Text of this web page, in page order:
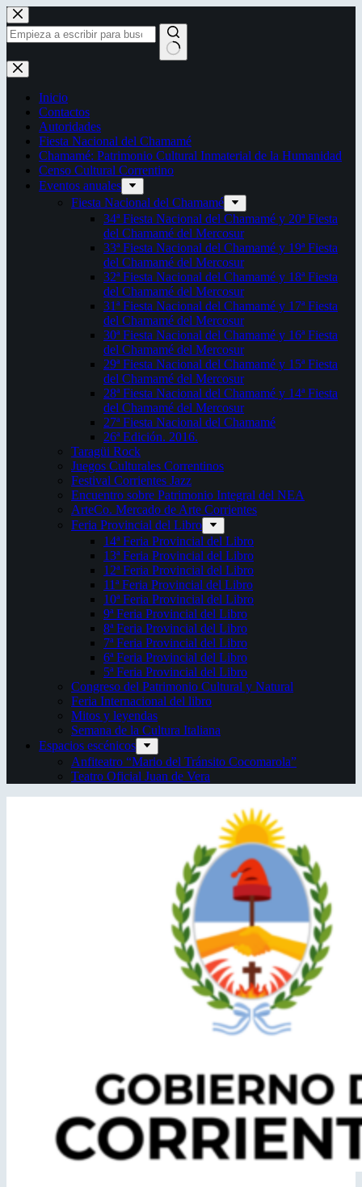
Saltar
al
contenido
Sin
resultados
Inicio
Contactos
Autoridades
Fiesta Nacional del Chamamé
Chamamé: Patrimonio Cultural Inmaterial de la Humanidad
Censo Cultural Correntino
Eventos anuales
Fiesta Nacional del Chamamé
34ª Fiesta Nacional del Chamamé y 20ª Fiesta
del Chamamé del Mercosur
33ª Fiesta Nacional del Chamamé y 19ª Fiesta
del Chamamé del Mercosur
32ª Fiesta Nacional del Chamamé y 18ª Fiesta
del Chamamé del Mercosur
31ª Fiesta Nacional del Chamamé y 17ª Fiesta
del Chamamé del Mercosur
30ª Fiesta Nacional del Chamamé y 16ª Fiesta
del Chamamé del Mercosur
29ª Fiesta Nacional del Chamamé y 15ª Fiesta
del Chamamé del Mercosur
28ª Fiesta Nacional del Chamamé y 14ª Fiesta
del Chamamé del Mercosur
27ª Fiesta Nacional del Chamamé
26ª Edición. 2016.
Taragüi Rock
Juegos Culturales Correntinos
Festival Corrientes Jazz
Encuentro sobre Patrimonio Integral del NEA
ArteCo. Mercado de Arte Corrientes
Feria Provincial del Libro
14ª Feria Provincial del Libro
13ª Feria Provincial del Libro
12ª Feria Provincial del Libro
11ª Feria Provincial del Libro
10ª Feria Provincial del Libro
9ª Feria Provincial del Libro
8ª Feria Provincial del Libro
7ª Feria Provincial del Libro
6ª Feria Provincial del Libro
5ª Feria Provincial del Libro
Congreso del Patrimonio Cultural y Natural
Feria Internacional del libro
Mitos y leyendas
Semana de la Cultura Italiana
Espacios escénicos
Anfiteatro “Mario del Tránsito Cocomarola”
Teatro Oficial Juan de Vera